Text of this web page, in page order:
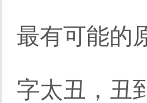
最有可能的
字太丑，丑